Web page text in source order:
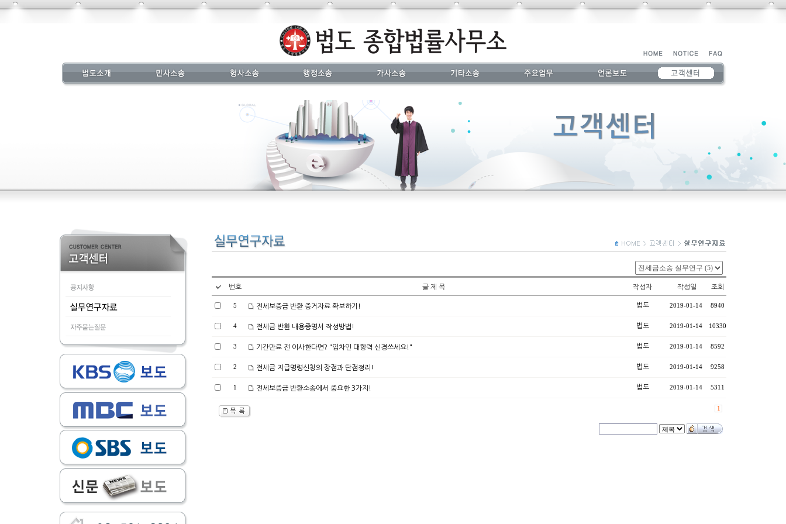
번호 글 제 목 작성자 작성일 조회
5 전세보증금 반환 증거자료 확보하기! 법도 2019-01-14 8940
4 전세금 반환 내용증명서 작성방법! 법도 2019-01-14 10330
3 기간만료 전 이사한다면? "임차인 대항력 신경쓰세요!" 법도 2019-01-14 8592
2 전세금 지급명령신청의 장점과 단점정리! 법도 2019-01-14 9258
1 전세보증금 반환소송에서 중요한 3가지! 법도 2019-01-14 5311
1